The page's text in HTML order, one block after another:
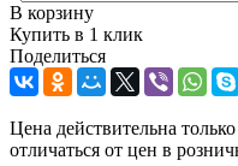
В корзину
Купить в 1 клик
Поделиться
Цена действительна
отличаться от цен в